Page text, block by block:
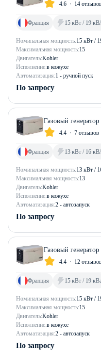
4.6 14
Номинальная мощность:15 кВт /
Максимальная мощность:15
Двигатель:Kohler
Исполнение:в кожухе
Автоматизация:1 - ручной пуск
Франция 15 кВт / 19
По запросу
Газовый
4.4 7 отзывов
Номинальная мощность:13 кВт /
Максимальная мощность:13
Двигатель:Kohler
Исполнение:в кожухе
Автоматизация:2 - автозапуск
Франция 13 кВт / 16
По запросу
Газовый
4.4 12
Номинальная мощность:15 кВт /
Максимальная мощность:15
Двигатель:Kohler
Исполнение:в кожухе
Автоматизация:2 - автозапуск
Франция 15 кВт / 19
По запросу